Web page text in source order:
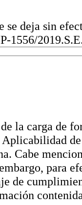
se deja sin
1556/
la carga de
Cabe
para
de